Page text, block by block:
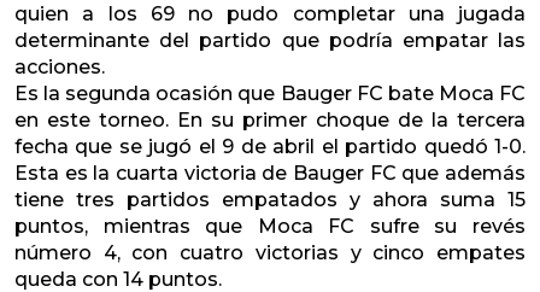
quien a los 69 no pudo completar una jugada
determinante del partido que podría empatar las
acciones.
Es la segunda ocasión que Bauger FC bate Moca FC
en este torneo. En su primer choque de la tercera
fecha que se jugó el 9 de abril el partido quedó 1-0.
Esta es la cuarta victoria de Bauger FC que además
tiene tres partidos empatados y ahora suma 15
puntos, mientras que Moca FC sufre su revés
número 4, con cuatro victorias y cinco empates
queda con 14 puntos.